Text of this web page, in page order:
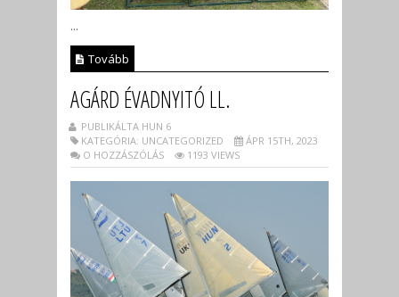
...
Tovább
AGÁRD ÉVADNYITÓ LL.
PUBLIKÁLTA HUN 6
KATEGÓRIA: UNCATEGORIZED
ÁPR 15TH, 2023
O HOZZÁSZÓLÁS
1193 VIEWS